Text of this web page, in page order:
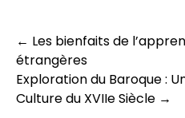
Post
navigation
← Les bienfaits de
étrangères
Exploration du Baroque :
Culture du XVIIe Siècle →